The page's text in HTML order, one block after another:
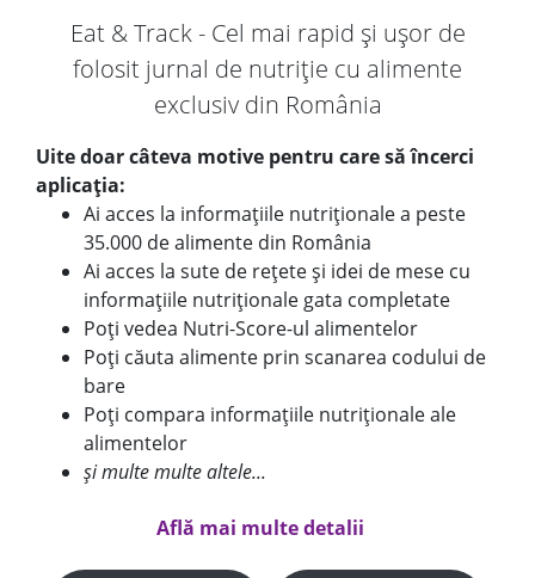
Eat & Track - Cel mai rapid și ușor de
folosit jurnal de nutriție cu alimente
exclusiv din România
Uite doar câteva motive pentru care să încerci
aplicația:
Ai acces la informațiile nutriționale a peste
35.000 de alimente din România
Ai acces la sute de rețete și idei de mese cu
informațiile nutriționale gata completate
Poți vedea Nutri-Score-ul alimentelor
Poți căuta alimente prin scanarea codului de
bare
Poți compara informațiile nutriționale ale
alimentelor
și multe multe altele...
Află mai multe detalii